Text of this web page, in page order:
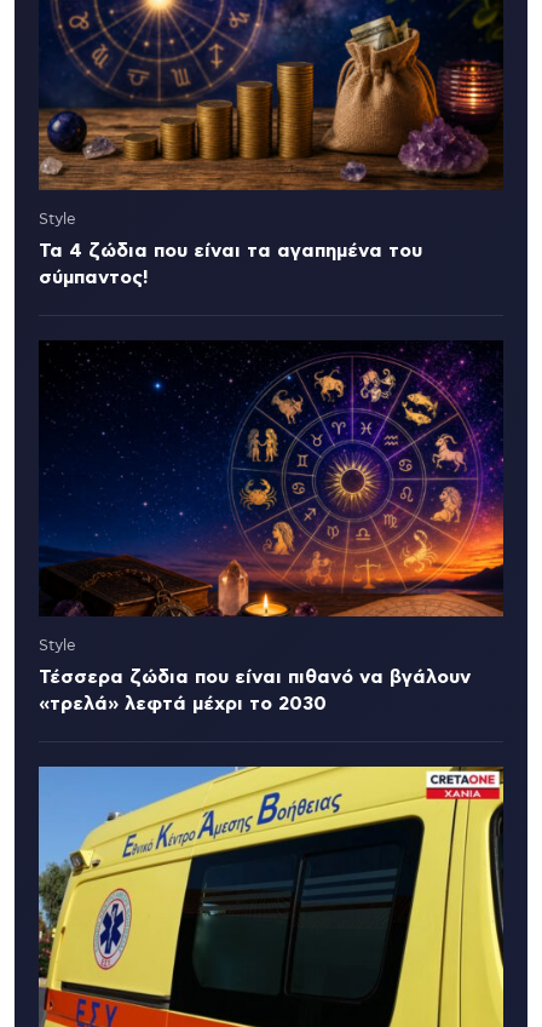
Style
Τα 4 ζώδια που είναι τα αγαπημένα του
σύμπαντος!
Style
Τέσσερα ζώδια που είναι πιθανό να βγάλουν
«τρελά» λεφτά μέχρι το 2030